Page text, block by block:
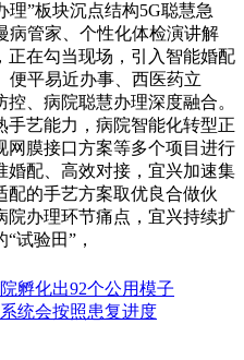
”板块沉点结构5G聪慧急
病管家、个性化体检演讲解
正在勾当现场，引入智能婚配
便平易近办事、西医药立
、病院聪慧办理深度融合。
手艺能力，病院智能化转型正
网膜接口方案等多个项目进行
婚配、高效对接，宜兴加速集
配的手艺方案取优良合做伙
院办理环节痛点，宜兴持续扩
试验田”，
孵化出92个公用模子
统会按照患复进度